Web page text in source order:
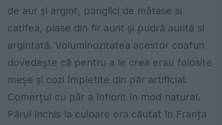
de aur și argint, panglici de mătase si
catifea, plase din fir aurit și pudră aurită si
argintată. Voluminozitatea acestor coafuri
dovedește că pentru a le crea erau folosite
meșe și cozi împletite din păr artificial.
Comerțul cu păr a înflorit în mod natural.
Părul închis la culoare era căutat în Franța